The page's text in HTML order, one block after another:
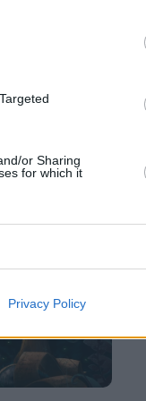
or Sharing
for which it
Privacy Policy
οι
με την
Ιγγλέση,
Lolita’s, ο
στο Σαιν